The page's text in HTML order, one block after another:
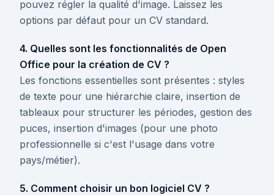
pouvez régler la qualité d'image. Laissez les
options par défaut pour un CV standard.
4. Quelles sont les fonctionnalités de Open
Office pour la création de CV ?
Les fonctions essentielles sont présentes : styles
de texte pour une hiérarchie claire, insertion de
tableaux pour structurer les périodes, gestion des
puces, insertion d'images (pour une photo
professionnelle si c'est l'usage dans votre
pays/métier).
5. Comment choisir un bon logiciel CV ?